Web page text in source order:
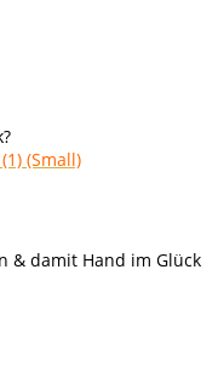
& damit Hand im Glück